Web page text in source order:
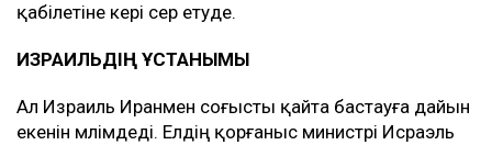
қабілетіне кері әсер етуде.
ИЗРАИЛЬДІҢ ҰСТАНЫМЫ
Ал Израиль Иранмен соғысты қайта бастауға дайын
екенін мәлімдеді. Елдің қорғаныс министрі Исраэль